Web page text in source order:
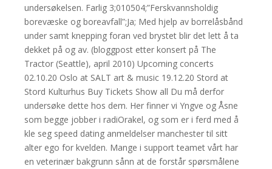
undersøkelsen. Farlig 3;010504;”Ferskvannsholdig
borevæske og boreavfall”;Ja; Med hjelp av borrelåsbånd
under samt knepping foran ved brystet blir det lett å ta
dekket på og av. (bloggpost etter konsert på The
Tractor (Seattle), april 2010) Upcoming concerts
02.10.20 Oslo at SALT art & music 19.12.20 Stord at
Stord Kulturhus Buy Tickets Show all Du må derfor
undersøke dette hos dem. Her finner vi Yngve og Åsne
som begge jobber i radiOrakel, og som er i ferd med å
kle seg speed dating anmeldelser manchester til sitt
alter ego for kvelden. Mange i support teamet vårt har
en veterinær bakgrunn sånn at de forstår spørsmålene